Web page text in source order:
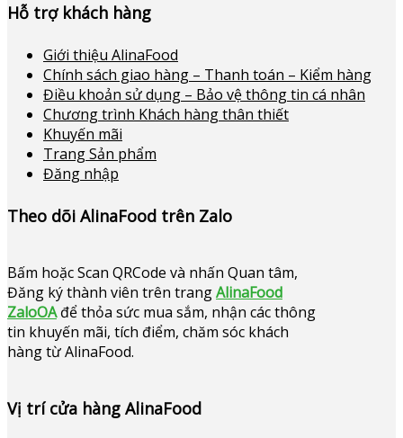
Hỗ trợ khách hàng
Giới thiệu AlinaFood
Chính sách giao hàng – Thanh toán – Kiểm hàng
Điều khoản sử dụng – Bảo vệ thông tin cá nhân
Chương trình Khách hàng thân thiết
Khuyến mãi
Trang Sản phẩm
Đăng nhập
Theo dõi AlinaFood trên Zalo
Bấm hoặcScan QRCode và nhấn Quan tâm,
Đăng ký thành viên trên trangAlinaFood
ZaloOAđể thỏa sức mua sắm, nhận các thông
tin khuyến mãi, tích điểm, chăm sóc khách
hàng từ AlinaFood.
Vị trí cửa hàng AlinaFood